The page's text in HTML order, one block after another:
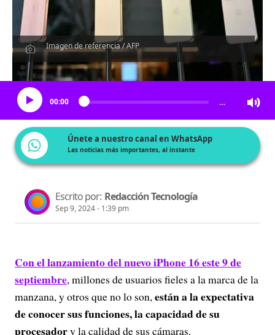
Imagen de referencia / AFP
Escucha el artículo
00:00 …
Únete a nuestro canal en WhatsApp
Las noticias más importantes, al instante
Escrito por: Redacción Tecnología
Sep 9, 2024 - 1:39 pm
Con el lanzamiento del nuevo iPhone 16 este 9 de
septiembre, millones de usuarios fieles a la marca de la
manzana, y otros que no lo son,están a la expectativa
de conocer sus funciones, la capacidad de su
procesadory la calidad de sus cámaras.